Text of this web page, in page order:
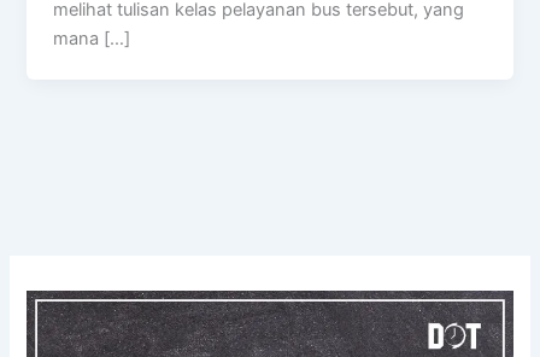
melihat tulisan kelas pelayanan bus tersebut, yang
mana […]